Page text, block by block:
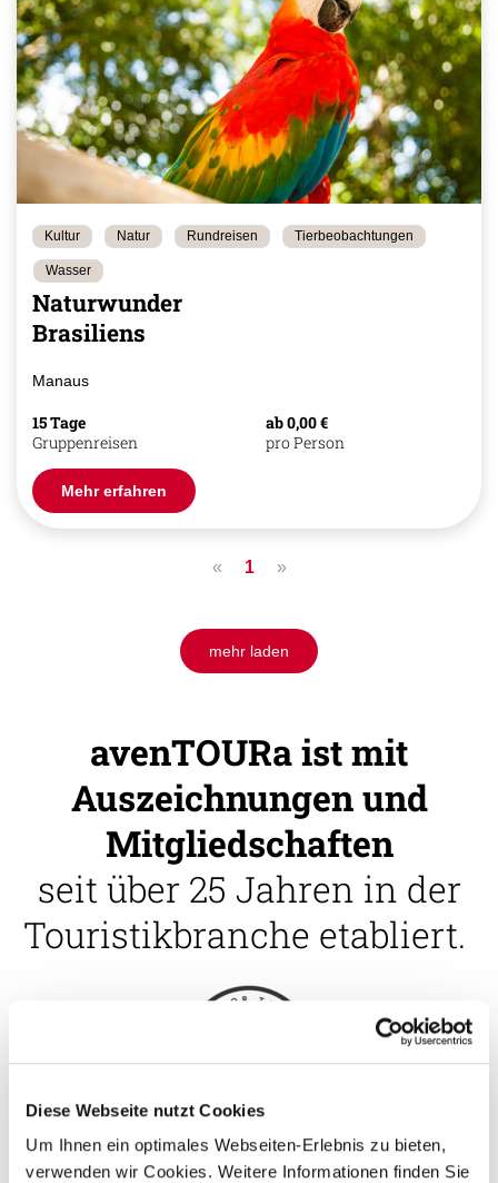
Diese Webseite nutzt Cookies
Um Ihnen ein optimales Webseiten-Erlebnis zu bieten,
verwenden wir Cookies. Weitere Informationen finden Sie
Kultur Natur Rundreisen Tierbeobachtungen
Wasser
Naturwunder
Brasiliens
Manaus
15 Tage
Gruppenreisen
ab 0,00 €
pro Person
Mehr erfahren
« 1 »
mehr laden
avenTOURa ist mit
Auszeichnungen und
Mitgliedschaften
seit über 25 Jahren in der
Touristikbranche etabliert.